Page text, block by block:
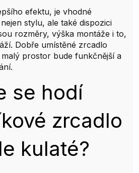
efektu, je vhodné
stylu, ale také dispozici
rozměry, výška montáže i to,
Dobře umístěné zrcadlo
prostor bude funkčnější a
se hodí
zrcadlo
kulaté?